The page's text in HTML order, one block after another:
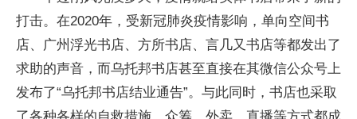
打击。在2020年，受新冠肺炎疫情影响，单向空间书
店、广州浮光书店、方所书店、言几又书店等都发出了
求助的声音，而乌托邦书店甚至直接在其微信公众号上
发布了“乌托邦书店结业通告”。与此同时，书店也采取